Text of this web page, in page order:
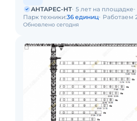
Обновлено сегодня
АНТАРЕС-НТ 5 лет на площадке
Парк техники:36 единиц Работаем